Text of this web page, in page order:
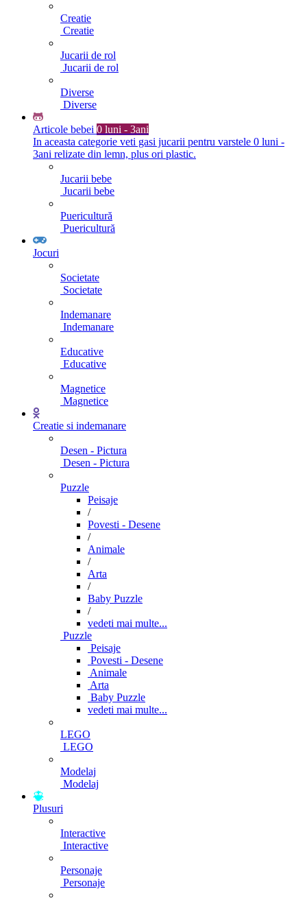
Creatie
Creatie
Jucarii de rol
Jucarii de rol
Diverse
Diverse
Articole bebei 0 luni - 3ani
In aceasta categorie veti gasi jucarii pentru varstele 0 luni -
3ani relizate din lemn, plus ori plastic.
Jucarii bebe
Jucarii bebe
Puericultură
Puericultură
Jocuri
Societate
Societate
Indemanare
Indemanare
Educative
Educative
Magnetice
Magnetice
Creatie si indemanare
Desen - Pictura
Desen - Pictura
Puzzle
Peisaje
/
Povesti - Desene
/
Animale
/
Arta
/
Baby Puzzle
/
vedeti mai multe...
Puzzle
Peisaje
Povesti - Desene
Animale
Arta
Baby Puzzle
vedeti mai multe...
LEGO
LEGO
Modelaj
Modelaj
Plusuri
Interactive
Interactive
Personaje
Personaje